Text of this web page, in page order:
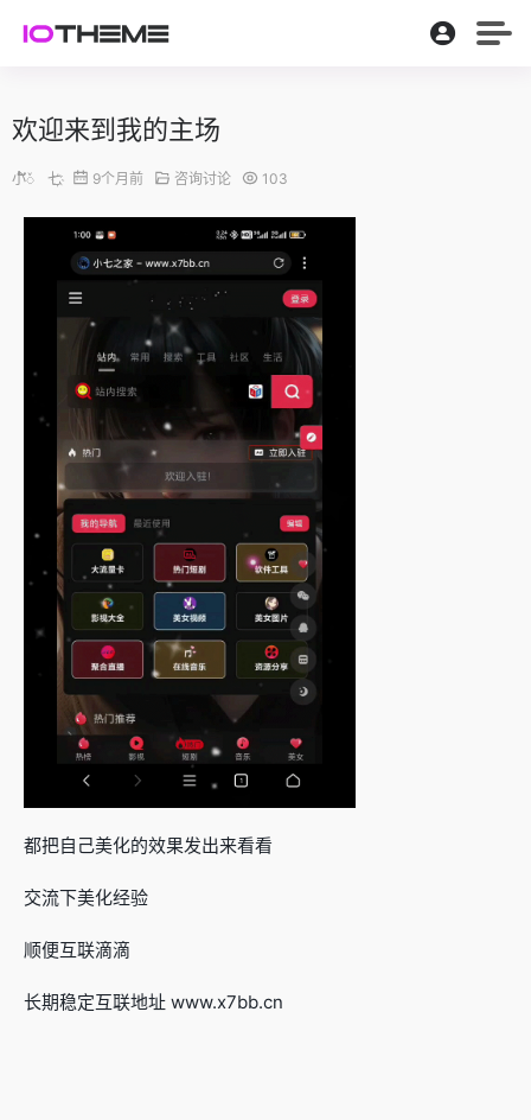
欢迎来到我的主场
小້໌ᮨㅤ七҉ 9个月前 咨询讨论 103
都把自己美化的效果发出来看看
交流下美化经验
顺便互联滴滴
长期稳定互联地址 www.x7bb.cn